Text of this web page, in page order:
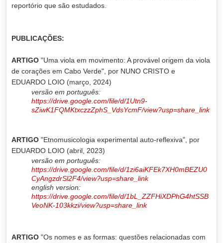
reportório que são estudados.
PUBLICAÇÕES:
ARTIGO "Uma viola em movimento: A provável origem da viola
de corações em Cabo Verde", por NUNO CRISTO e
EDUARDO LOIO (março, 2024)
versão em português:
https://drive.google.com/file/d/1Utn9-
sZiwK1FQMKtxczzZphS_VdsYcmF/view?usp=share_link
ARTIGO "Etnomusicologia experimental auto-reflexiva", por
EDUARDO LOIO (abril, 2023)
versão em português:
https://drive.google.com/file/d/1zi6aiKFEk7XH0mBEZU0
CyAngzdrSl2F4/view?usp=share_link
english version:
https://drive.google.com/file/d/1bL_ZZFHiXDPhG4htSSB
VeoNK-103kkzi/view?usp=share_link
ARTIGO "Os nomes e as formas: questões relacionadas com